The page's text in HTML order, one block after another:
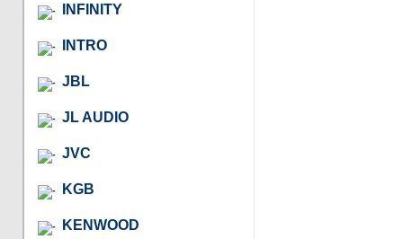
INFINITY
INTRO
JBL
JL AUDIO
JVC
KGB
KENWOOD